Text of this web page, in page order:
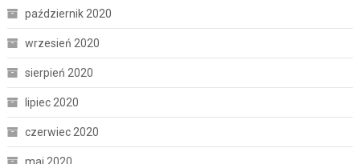
październik 2020
wrzesień 2020
sierpień 2020
lipiec 2020
czerwiec 2020
maj 2020